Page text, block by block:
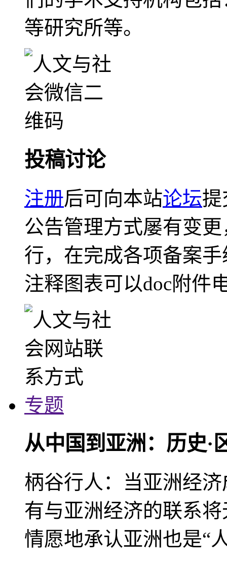
等研究所等。
投稿讨论
注册后可向本站论坛提
公告管理方式屡有变
行，在完成各项备案
注释图表可以doc附件
专题
从中国到亚洲：历史·
柄谷行人：当亚洲经
有与亚洲经济的联系
情愿地承认亚洲也是“